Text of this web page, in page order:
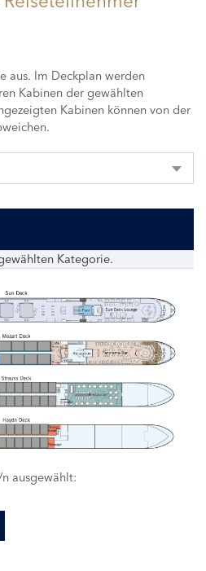
aus. Im Deckplan werden
Kabinen der gewählten
Kabinen können von der
Kategorie.
ausgewählt: